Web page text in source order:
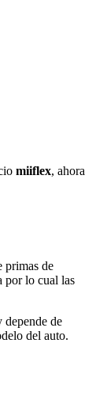
miiflex, ahora
primas de
por lo cual las
depende de
del auto.